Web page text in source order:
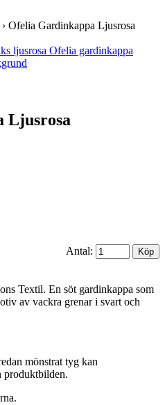
› Ofelia Gardinkappa Ljusrosa
Ljusrosa
Antal:
Textil. En söt gardinkappa som
av vackra grenar i svart och
mönstrat tyg kan
produktbilden.